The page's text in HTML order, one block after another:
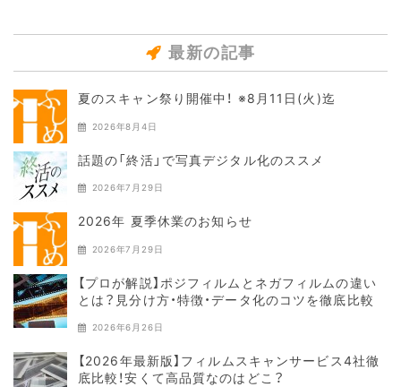
最新の記事
夏のスキャン祭り開催中！ ※8月11日(火)迄
2026年8月4日
話題の「終活」で写真デジタル化のススメ
2026年7月29日
2026年 夏季休業のお知らせ
2026年7月29日
【プロが解説】ポジフィルムとネガフィルムの違い
とは？見分け方・特徴・データ化のコツを徹底比較
2026年6月26日
【2026年最新版】フィルムスキャンサービス4社徹
底比較！安くて高品質なのはどこ？